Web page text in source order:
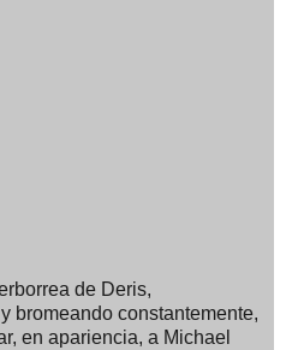
de Deris,
bromeando constantemente,
en apariencia, a Michael